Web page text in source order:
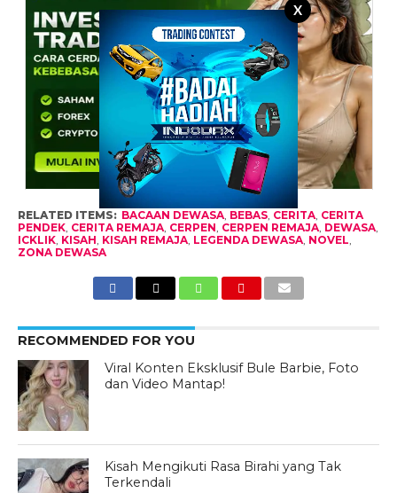
X
RELATED ITEMS: BACAAN DEWASA, BEBAS, CERITA, CERITA
PENDEK, CERITA REMAJA, CERPEN, CERPEN REMAJA, DEWASA,
ICKLIK, KISAH, KISAH REMAJA, LEGENDA DEWASA, NOVEL,
ZONA DEWASA
RECOMMENDED FOR YOU
Viral Konten Eksklusif Bule Barbie, Foto
dan Video Mantap!
Kisah Mengikuti Rasa Birahi yang Tak
Terkendali